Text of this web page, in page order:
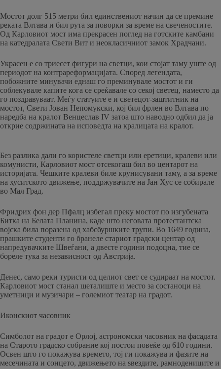
Мостот долг 515 метри бил единствениот начин да се премине
реката Влтава и бил рута за поворки за време на свеченостите.
Од Карловиот мост има прекрасен поглед на готските камбани
на катедралата Свети Вит и неокласичниот замок Храдчани.
Украсен е со триесет фигури на светци, кои стојат таму уште од
периодот на контрареформацијата. Според легендата,
побожните минувачи еднаш го преминувале мостот и ги
соблекувале капите кога се среќавале со секој светец, наместо да
го поздравуваат. Меѓу статуите е и светецот-заштитник на
мостот, Свети Јован Непомукски, кој бил фрлен во Влтава по
наредба на кралот Венцеслав IV затоа што наводно одбил да ја
открие содржината на исповедта на кралицата на кралот.
Без разлика дали го користеле светци или еретици, кралеви или
комунисти, Карловиот мост отсекогаш бил во центарот на
историјата. Чешките кралеви биле крунисувани таму, а за време
на хуситското движење, поддржувачите на Јан Хус се собирале
во Мал Град.
Фридрих фон дер Пфалц избегал преку мостот по изгубената
Битка на Белата Планина, каде што неговата протестантска
војска била поразена од хабсбуршките трупи. Во 1649 година,
прашките студенти го бранеле стариот градски центар од
напредувачките Швеѓани, а двесте години подоцна, тие се
бореле тука за независност од Австрија.
Денес, само реки туристи од целиот свет се судираат на мостот.
Карловиот мост станал шеталиште и место за состаноци на
уметници и музичари – големиот театар на градот.
Иконскиот часовник
Симболот на градот е Орлој, астрономски часовник на фасадата
на Старото градско собрание кој постои повеќе од 610 години.
Освен што го покажува времето, тој ги покажува и фазите на
месечината и сонцето, движењето на ѕвездите, рамнодениците и